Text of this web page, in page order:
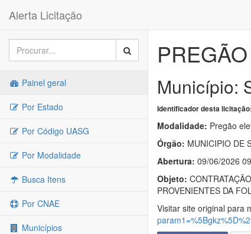
Alerta Licitação
Painel geral
Por Estado
Por Código UASG
Por Modalidade
Busca Itens
Por CNAE
Municípios
Município:
Identificador desta licitação:
Modalidade: Pregão
Órgão: MUNICIPIO DE
Abertura: 09/06/2026
Objeto:
PROVENIENTES DA
Visitar site original para